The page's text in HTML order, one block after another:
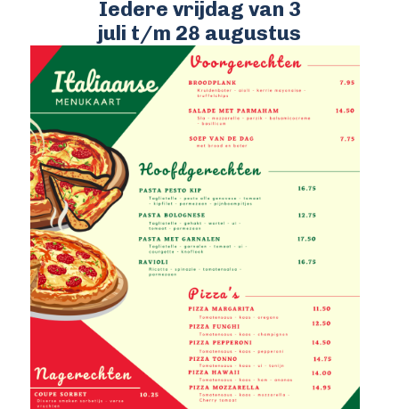
Iedere vrijdag van 3
juli t/m 28 augustus